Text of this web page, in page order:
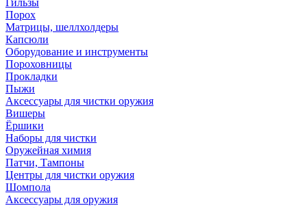
Гильзы
Порох
Матрицы, шеллхолдеры
Капсюли
Оборудование и инструменты
Пороховницы
Прокладки
Пыжи
Аксессуары для чистки оружия
Вишеры
Ёршики
Наборы для чистки
Оружейная химия
Патчи, Тампоны
Центры для чистки оружия
Шомпола
Аксессуары для оружия